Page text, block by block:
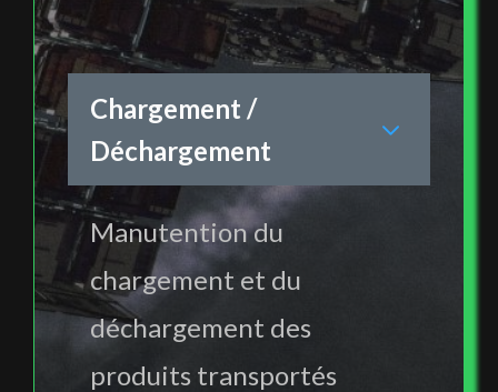
Chargement /
Déchargement
Manutention du
chargement et du
déchargement des
produits transportés